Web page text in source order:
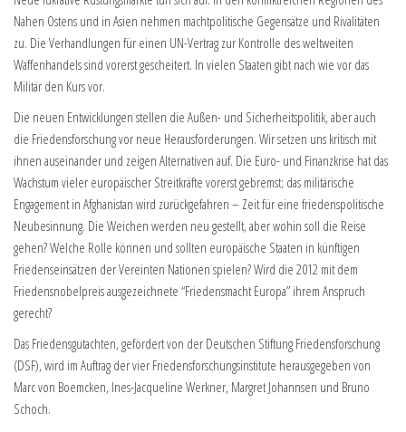
Nahen Ostens und in Asien nehmen machtpolitische Gegensätze und Rivalitäten
zu. Die Verhandlungen für einen UN-Vertrag zur Kontrolle des weltweiten
Waffenhandels sind vorerst gescheitert. In vielen Staaten gibt nach wie vor das
Militär den Kurs vor.
Die neuen Entwicklungen stellen die Außen- und Sicherheitspolitik, aber auch
die Friedensforschung vor neue Herausforderungen. Wir setzen uns kritisch mit
ihnen auseinander und zeigen Alternativen auf. Die Euro- und Finanzkrise hat das
Wachstum vieler europäischer Streitkräfte vorerst gebremst; das militärische
Engagement in Afghanistan wird zurückgefahren – Zeit für eine friedenspolitische
Neubesinnung. Die Weichen werden neu gestellt, aber wohin soll die Reise
gehen? Welche Rolle können und sollten europäische Staaten in künftigen
Friedenseinsätzen der Vereinten Nationen spielen? Wird die 2012 mit dem
Friedensnobelpreis ausgezeichnete “Friedensmacht Europa” ihrem Anspruch
gerecht?
Das Friedensgutachten, gefördert von der Deutschen Stiftung Friedensforschung
(DSF), wird im Auftrag der vier Friedensforschungsinstitute herausgegeben von
Marc von Boemcken, Ines-Jacqueline Werkner, Margret Johannsen und Bruno
Schoch.